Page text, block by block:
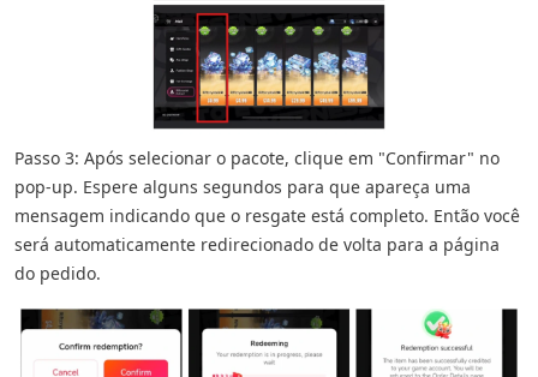
Passo 3: Após selecionar o pacote, clique em "Confirmar" no
pop-up. Espere alguns segundos para que apareça uma
mensagem indicando que o resgate está completo. Então você
será automaticamente redirecionado de volta para a página
do pedido.